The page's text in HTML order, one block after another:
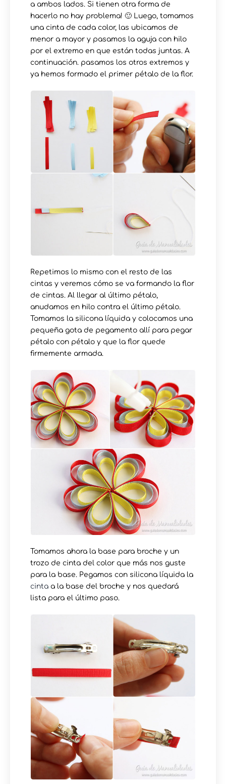
a ambos lados. Si tienen otra forma de
hacerlo no hay problema! 🙂 Luego, tomamos
una cinta de cada color, las ubicamos de
menor a mayor y pasamos la aguja con hilo
por el extremo en que están todas juntas. A
continuación. pasamos los otros extremos y
ya hemos formado el primer pétalo de la flor.
Repetimos lo mismo con el resto de las
cintas y veremos cómo se va formando la flor
de cintas. Al llegar al último pétalo,
anudamos en hilo contra el último pétalo.
Tomamos la silicona líquida y colocamos una
pequeña gota de pegamento allí para pegar
pétalo con pétalo y que la flor quede
firmemente armada.
Tomamos ahora la base para broche y un
trozo de cinta del color que más nos guste
para la base. Pegamos con silicona líquida la
cinta a la base del broche y nos quedará
lista para el último paso.